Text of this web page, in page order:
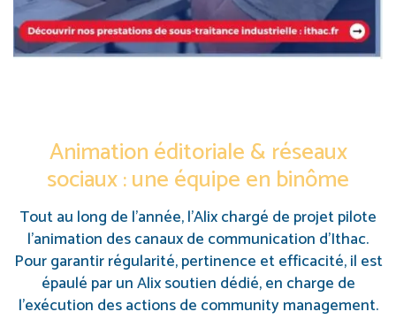
Animation éditoriale & réseaux
sociaux : une équipe en binôme
Tout au long de l’année, l’Alix chargé de projet pilote
l’animation des canaux de communication d’Ithac.
Pour garantir régularité, pertinence et efficacité, il est
épaulé par un Alix soutien dédié, en charge de
l’exécution des actions de community management.